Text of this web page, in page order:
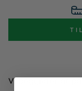
Vi begynder at